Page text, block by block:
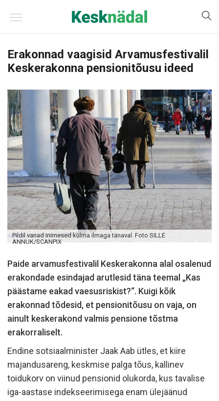
Erakonnad vaagisid Arvamusfestivalil
Keskerakonna pensionitõusu ideed
Pildil vanad inimesed külma ilmaga tänaval. Foto SILLE
ANNUK/SCANPIX
Paide arvamusfestivalil Keskerakonna alal osalenud
erakondade esindajad arutlesid täna teemal „Kas
päästame eakad vaesusriskist?“. Kuigi kõik
erakonnad tõdesid, et pensionitõusu on vaja, on
ainult keskerakond valmis pensione tõstma
erakorraliselt.
Endine sotsiaalminister Jaak Aab ütles, et kiire
majandusareng, keskmise palga tõus, kallinev
toidukorv on viinud pensionid olukorda, kus tavalise
iga-aastase indekseerimisega enam ülejäänud